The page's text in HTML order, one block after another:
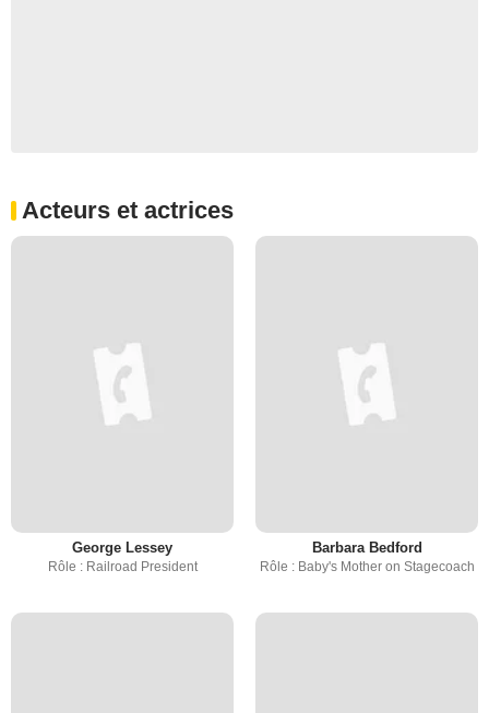
Acteurs et actrices
George Lessey
Rôle : Railroad President
Barbara Bedford
Rôle : Baby's Mother on Stagecoach